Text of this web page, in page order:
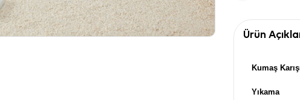
Ürün
Kumaş
Yıkama